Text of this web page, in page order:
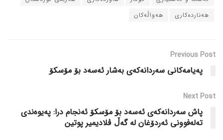
هه‌نارده‌کاری
هه‌واڵه‌کان
Previous Post
په‌یامه‌کانی سه‌ردانه‌که‌ی به‌شار ئه‌سه‌د بۆ مۆسکۆ
Next Post
پاش سه‌ردانه‌که‌ی ئه‌سه‌د بۆ مۆسکۆ ئه‌نجام درا: په‌یوه‌ندی
ته‌له‌فوونی ئه‌ردۆغان له‌ گه‌ڵ ڤلادیمیر پوتین